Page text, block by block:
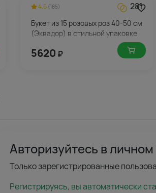
4.6 (185) 281
Букет из 15 розовых роз 40-50 см
(Эквадор) в стильной упаковке
5620 ₽
Авторизуйтесь в
Только зарегистрированные
Регистрируясь, вы автоматически